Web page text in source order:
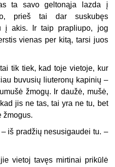
ta savo geltonąja lazda į
prieš tai dar suskubęs
į akis. Ir taip prapliupo, jog
vienas per kitą, tarsi juos
tik tiek, kad toje vietoje, kur
buvusių liuteronų kapinių –
žmogų. Ir daužė, mušė,
jis ne tas, tai yra ne tu, bet
žmogus.
iš pradžių nesusigaudei tu. –
vietoj tavęs mirtinai prikūlė